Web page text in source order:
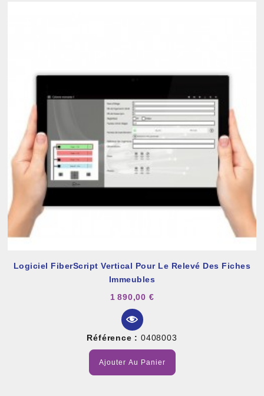
Logiciel FiberScript Vertical Pour Le Relevé Des Fiches
Immeubles
1 890,00 €
Référence : 0408003
Ajouter Au Panier